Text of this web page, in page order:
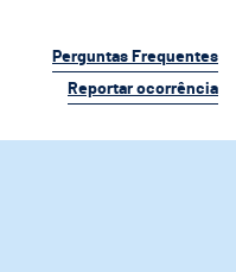
Perguntas Frequentes
Reportar ocorrência